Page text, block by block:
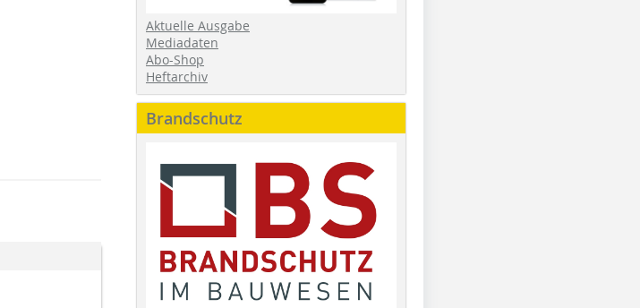
Aktuelle Ausgabe
Mediadaten
Abo-Shop
Heftarchiv
Brandschutz